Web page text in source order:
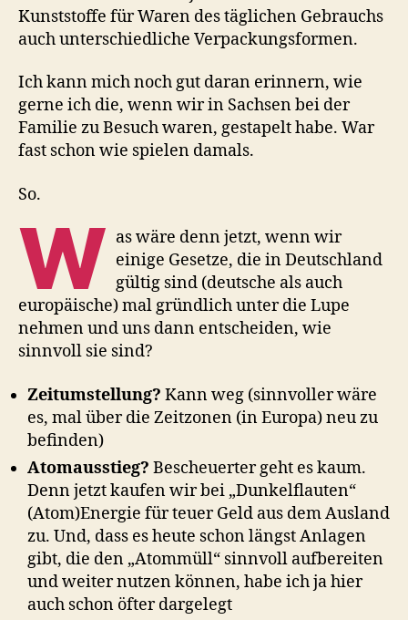
Kunststoffe für Waren des täglichen Gebrauchs
auch unterschiedliche Verpackungsformen.
Ich kann mich noch gut daran erinnern, wie
gerne ich die, wenn wir in Sachsen bei der
Familie zu Besuch waren, gestapelt habe. War
fast schon wie spielen damals.
So.
W as wäre denn jetzt, wenn wir
einige Gesetze, die in Deutschland
gültig sind (deutsche als auch
europäische) mal gründlich unter die Lupe
nehmen und uns dann entscheiden, wie
sinnvoll sie sind?
Zeitumstellung? Kann weg (sinnvoller wäre
es, mal über die Zeitzonen (in Europa) neu zu
befinden)
Atomausstieg? Bescheuerter geht es kaum.
Denn jetzt kaufen wir bei „Dunkelflauten“
(Atom)Energie für teuer Geld aus dem Ausland
zu. Und, dass es heute schon längst Anlagen
gibt, die den „Atommüll“ sinnvoll aufbereiten
und weiter nutzen können, habe ich ja hier
auch schon öfter dargelegt